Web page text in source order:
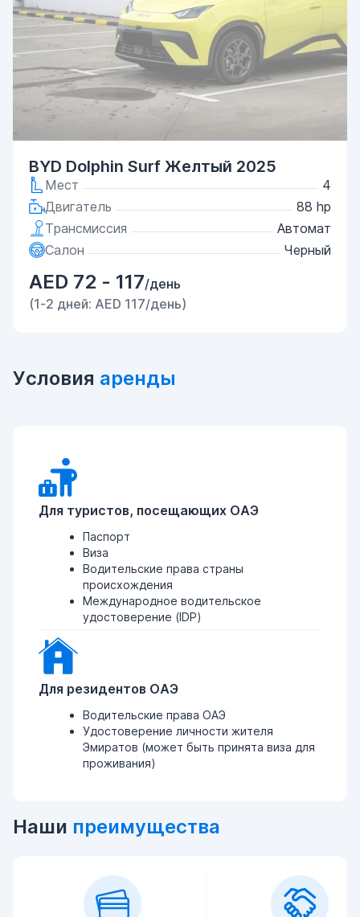
BYD Dolphin Surf Желтый 2025
Мест
4
Двигатель
88 hp
Трансмиссия
Автомат
Салон
Черный
AED 72 - 117/день
(1-2 дней: AED 117/день)
Условия аренды
Для туристов, посещающих ОАЭ
Паспорт
Виза
Водительские права страны
происхождения
Международное водительское
удостоверение (IDP)
Для резидентов ОАЭ
Водительские права ОАЭ
Удостоверение личности жителя
Эмиратов (может быть принята виза для
проживания)
Наши преимущества